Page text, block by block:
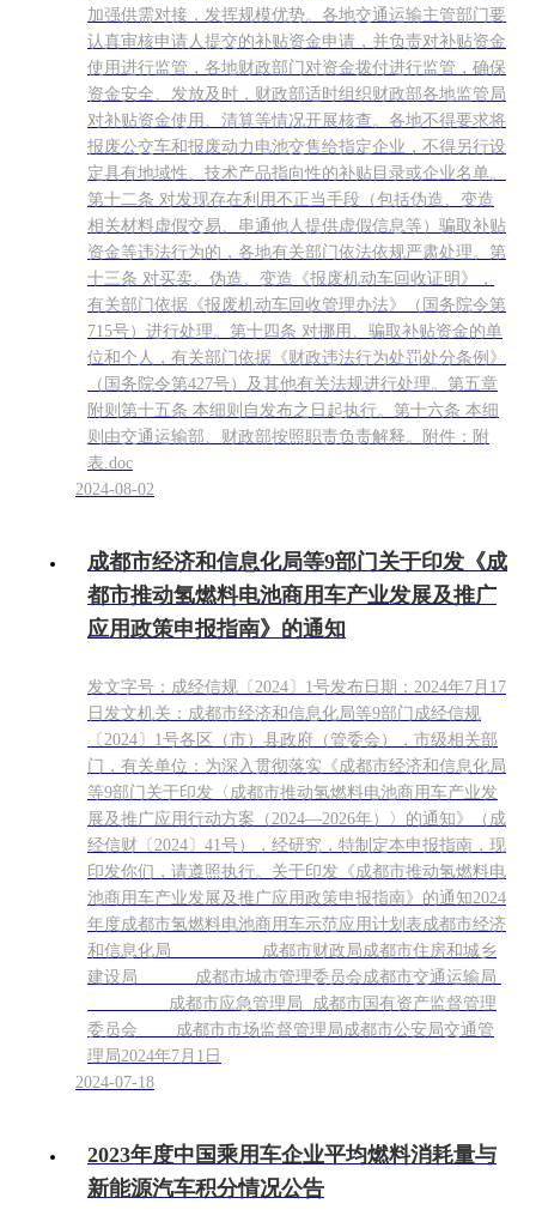
加强供需对接，发挥规模优势。各地交通运输主管部门要
认真审核申请人提交的补贴资金申请，并负责对补贴资金
使用进行监管，各地财政部门对资金拨付进行监管，确保
资金安全、发放及时，财政部适时组织财政部各地监管局
对补贴资金使用、清算等情况开展核查。各地不得要求将
报废公交车和报废动力电池交售给指定企业，不得另行设
定具有地域性、技术产品指向性的补贴目录或企业名单。
第十二条 对发现存在利用不正当手段（包括伪造、变造
相关材料虚假交易、串通他人提供虚假信息等）骗取补贴
资金等违法行为的，各地有关部门依法依规严肃处理。第
十三条 对买卖、伪造、变造《报废机动车回收证明》，
有关部门依据《报废机动车回收管理办法》（国务院令第
715号）进行处理。第十四条 对挪用、骗取补贴资金的单
位和个人，有关部门依据《财政违法行为处罚处分条例》
（国务院令第427号）及其他有关法规进行处理。第五章
附则第十五条 本细则自发布之日起执行。第十六条 本细
则由交通运输部、财政部按照职责负责解释。附件：附
表.doc
2024-08-02
成都市经济和信息化局等9部门关于印发《成
都市推动氢燃料电池商用车产业发展及推广
应用政策申报指南》的通知
发文字号：成经信规〔2024〕1号发布日期：2024年7月17
日发文机关：成都市经济和信息化局等9部门成经信规
〔2024〕1号各区（市）县政府（管委会），市级相关部
门，有关单位：为深入贯彻落实《成都市经济和信息化局
等9部门关于印发〈成都市推动氢燃料电池商用车产业发
展及推广应用行动方案（2024—2026年）〉的通知》（成
经信财〔2024〕41号），经研究，特制定本申报指南，现
印发你们，请遵照执行。关于印发《成都市推动氢燃料电
池商用车产业发展及推广应用政策申报指南》的通知2024
年度成都市氢燃料电池商用车示范应用计划表成都市经济
和信息化局 成都市财政局成都市住房和城乡
建设局 成都市城市管理委员会成都市交通运输局
成都市应急管理局 成都市国有资产监督管理
委员会 成都市市场监督管理局成都市公安局交通管
理局2024年7月1日
2024-07-18
2023年度中国乘用车企业平均燃料消耗量与
新能源汽车积分情况公告